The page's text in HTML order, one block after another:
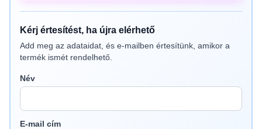
Kérj értesítést, ha újra elérhető
Add meg az adataidat, és e-mailben értesítünk, amikor a
termék ismét rendelhető.
Név
E-mail cím